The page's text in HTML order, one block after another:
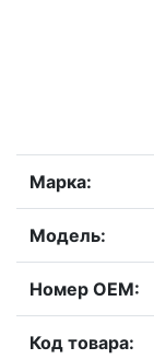
Марка:
Модель:
Номер OEM:
Код товара: